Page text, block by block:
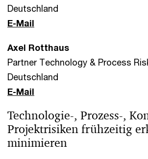
Deutschland
E-Mail
Axel Rotthaus
Partner Technology & Process
Deutschland
E-Mail
Technologie-, Prozess-,
Projektrisiken frühzeitig
minimieren